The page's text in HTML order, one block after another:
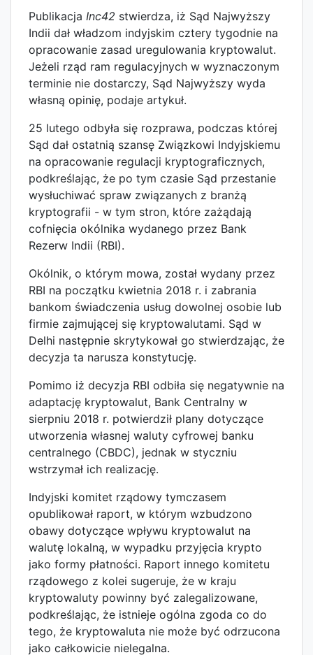
Publikacja Inc42 stwierdza, iż Sąd Najwyższy
Indii dał władzom indyjskim cztery tygodnie na
opracowanie zasad uregulowania kryptowalut.
Jeżeli rząd ram regulacyjnych w wyznaczonym
terminie nie dostarczy, Sąd Najwyższy wyda
własną opinię, podaje artykuł.
25 lutego odbyła się rozprawa, podczas której
Sąd dał ostatnią szansę Związkowi Indyjskiemu
na opracowanie regulacji kryptograficznych,
podkreślając, że po tym czasie Sąd przestanie
wysłuchiwać spraw związanych z branżą
kryptografii - w tym stron, które zażądają
cofnięcia okólnika wydanego przez Bank
Rezerw Indii (RBI).
Okólnik, o którym mowa, został wydany przez
RBI na początku kwietnia 2018 r. i zabrania
bankom świadczenia usług dowolnej osobie lub
firmie zajmującej się kryptowalutami. Sąd w
Delhi następnie skrytykował go stwierdzając, że
decyzja ta narusza konstytucję.
Pomimo iż decyzja RBI odbiła się negatywnie na
adaptację kryptowalut, Bank Centralny w
sierpniu 2018 r. potwierdził plany dotyczące
utworzenia własnej waluty cyfrowej banku
centralnego (CBDC), jednak w styczniu
wstrzymał ich realizację.
Indyjski komitet rządowy tymczasem
opublikował raport, w którym wzbudzono
obawy dotyczące wpływu kryptowalut na
walutę lokalną, w wypadku przyjęcia krypto
jako formy płatności. Raport innego komitetu
rządowego z kolei sugeruje, że w kraju
kryptowaluty powinny być zalegalizowane,
podkreślając, że istnieje ogólna zgoda co do
tego, że kryptowaluta nie może być odrzucona
jako całkowicie nielegalna.